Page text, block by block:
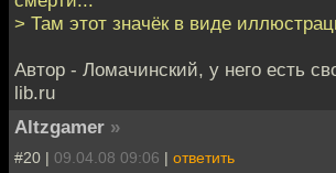
> Там этот значёк в виде
Автор - Ломачинский, у него есть
lib.ru
Altzgamer »
#20 | 09.04.08 09:06 | ответить